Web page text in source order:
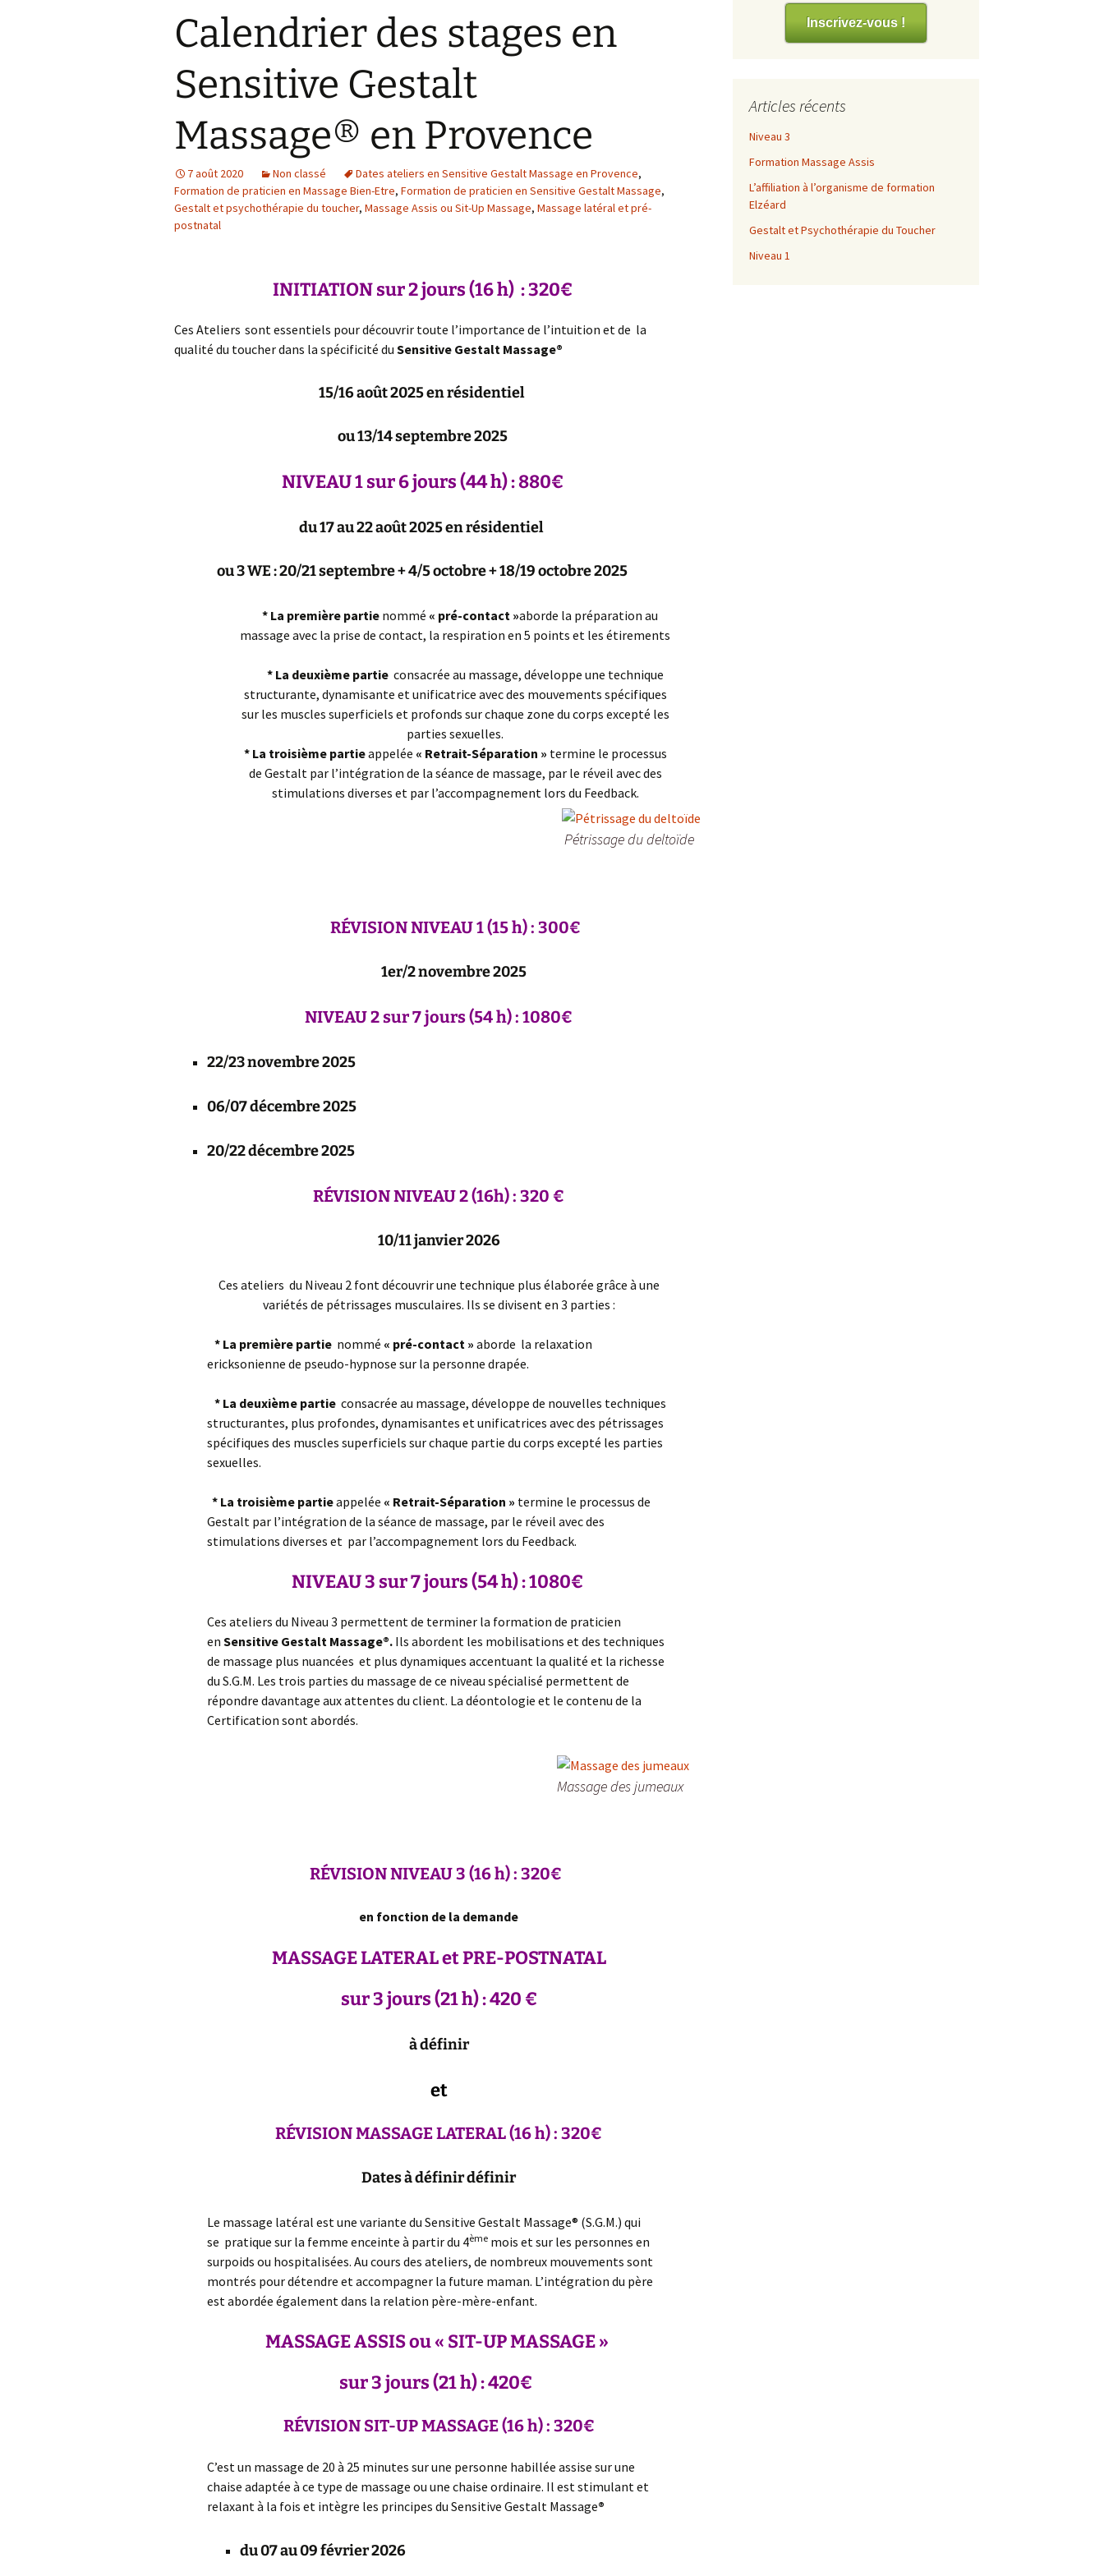
Notions de Gestalt
Pourquoi le massage
prénatal ?
La respiration en
Sensitive Gestalt
Massage®
Niveau 2 en Sensitive
Gestalt Massage®
Niveau 3 Sensitive
Supervisions des
SGM
Massage du ventre
« Navarro »
Anatomie générale et
Neurophysiologie
Gestalt et
Psychothérapie du
RETRAITE EN CEVENNES
: Sophrologie & Sensitive
Gestalt Massage®
Naturopathie sur la
maladie de Lyme
Santé Bien-être
Calendrier des stages en
Sensitive Gestalt
Massage® en Provence
7 août 2020 Non classé Dates ateliers en Sensitive Gestalt Massage en Provence,
Formation de praticien en Massage Bien-Etre, Formation de praticien en Sensitive Gestalt Massage,
Gestalt et psychothérapie du toucher, Massage Assis ou Sit-Up Massage, Massage latéral et pré-
postnatal
INITIATION sur 2 jours (16 h) : 320€
Ces Ateliers sont essentiels pour découvrir toute l’importance de l’intuition et de la
qualité du toucher dans la spécificité du Sensitive Gestalt Massage®
15/16 août 2025en résidentiel
ou 13/14 septembre 2025
NIVEAU 1 sur 6 jours (44 h) : 880€
du 17 au 22 août 2025 en résidentiel
ou 3 WE : 20/21 septembre + 4/5 octobre + 18/19 octobre 2025
* La première partie nommé « pré-contact »aborde la préparation au
massage avec la prise de contact, la respiration en 5 points et les étirements
* La deuxième partie consacrée au massage, développe une technique
structurante, dynamisante et unificatrice avec des mouvements spécifiques
sur les muscles superficiels et profonds sur chaque zone du corps excepté les
parties sexuelles.
* La troisième partieappelée « Retrait-Séparation » termine le processus
de Gestalt par l’intégration de la séance de massage, par le réveil avec des
stimulations diverses et par l’accompagnement lors du Feedback.
Pétrissage du deltoïde
RÉVISIONNIVEAU 1(15 h) : 300€
1er/2 novembre 2025
NIVEAU 2sur 7 jours(54 h) : 1080€
22/23 novembre 2025
06/07 décembre 2025
20/22 décembre 2025
RÉVISIONNIVEAU 2 (16h) : 320 €
10/11 janvier 2026
Ces ateliers du Niveau 2 font découvrir une technique plus élaborée grâce à une
variétés de pétrissages musculaires. Ils se divisent en 3 parties :
* La première partie nommé « pré-contact » aborde la relaxation
ericksonienne de pseudo-hypnose sur la personne drapée.
* La deuxième partie consacrée au massage, développe de nouvelles techniques
structurantes, plus profondes, dynamisantes et unificatrices avec des pétrissages
spécifiques des muscles superficiels sur chaque partie du corps excepté les parties
sexuelles.
* La troisième partieappelée « Retrait-Séparation » termine le processus de
Gestalt par l’intégration de la séance de massage, par le réveil avec des
stimulations diverses et par l’accompagnement lors du Feedback.
NIVEAU 3 sur 7 jours(54 h) : 1080€
Ces ateliers du Niveau 3 permettent de terminer la formation de praticien
en Sensitive Gestalt Massage®. Ils abordent les mobilisations et des techniques
de massage plus nuancées et plus dynamiques accentuant la qualité et la richesse
du S.G.M. Les trois parties du massage de ce niveau spécialisé permettent de
répondre davantage aux attentes du client. La déontologie et le contenu de la
Certification sont abordés.
Massage des jumeaux
RÉVISION NIVEAU 3 (16 h) : 320€
en fonction de la demande
MASSAGELATERAL et PRE-POSTNATAL
sur 3 jours(21 h) : 420 €
à définir
et
RÉVISION MASSAGE LATERAL (16 h) : 320€
Dates à définir définir
Le massage latéral est une variante du Sensitive Gestalt Massage® (S.G.M.) qui
se pratique sur la femme enceinte à partir du 4ème mois et sur les personnes en
surpoids ou hospitalisées. Au cours des ateliers, de nombreux mouvements sont
montrés pour détendre et accompagner la future maman. L’intégration du père
est abordée également dans la relation père-mère-enfant.
MASSAGEASSIS ou« SIT-UPMASSAGE»
sur 3 jours (21 h) : 420€
RÉVISION SIT-UP MASSAGE (16 h) : 320€
C’est un massage de 20 à 25 minutes sur une personne habillée assise sur une
chaise adaptée à ce type de massage ou une chaise ordinaire. Il est stimulant et
relaxant à la fois et intègre les principes du Sensitive Gestalt Massage®
du 07 au 09 février 2026
Inscrivez-vous !
Articles récents
Niveau 3
Formation Massage Assis
L’affiliation à l’organisme de formation
Elzéard
Gestalt et Psychothérapie du Toucher
Niveau 1